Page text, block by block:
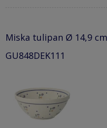
Miska tulipan Ø 14,9
GU848DEK111